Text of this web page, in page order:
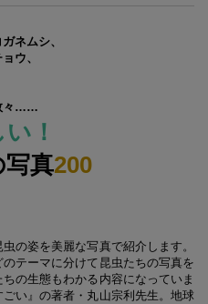
ネムシ、
ウ、
々……
！
写真200
の姿を美麗な写真で紹介します。
テーマに分けて昆虫たちの写真を
の生態もわかる内容になっていま
い』の著者・丸山宗利先生。地球